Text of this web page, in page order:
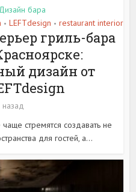
бара
• LEFTdesign • restaurant interior
гриль-бара
дизайн от
стремятся создавать не
для гостей, а...